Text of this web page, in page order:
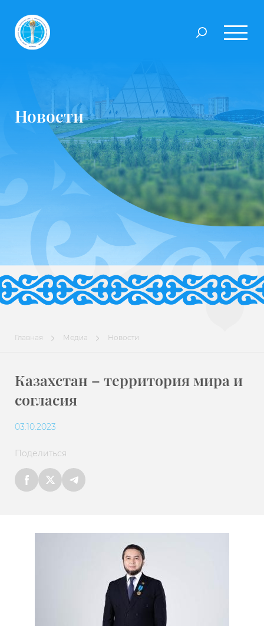
Новости
Главная Медиа Новости
Казахстан – территория мира и
согласия
03.10.2023
Поделиться